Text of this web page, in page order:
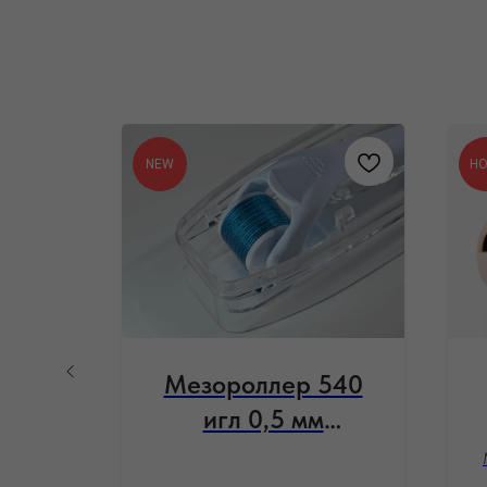
NEW
Мезороллер 540
игл 0,5 мм